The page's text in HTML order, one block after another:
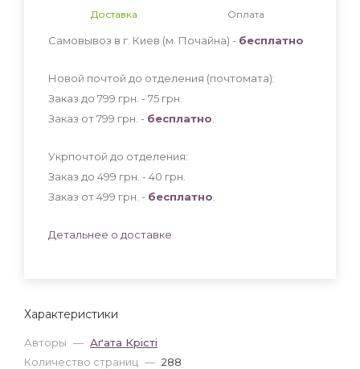
Характеристики
Авторы — Аґата Крісті
Количество страниц — 288
Доставка
Оплата
Самовывоз в г. Киев (м. Почайна) - бесплатно
Новой почтой до отделения (почтомата):
Заказ до 799 грн. - 75 грн
Заказ от 799 грн. - бесплатно
Укрпочтой до отделения:
Заказ до 499 грн. - 40 грн
Заказ от 499 грн. - бесплатно
Детальнее о доставке